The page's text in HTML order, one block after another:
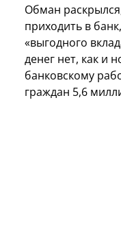
Обман
приходить в
«выгодного
денег нет, как и
банковскому
граждан 5,6